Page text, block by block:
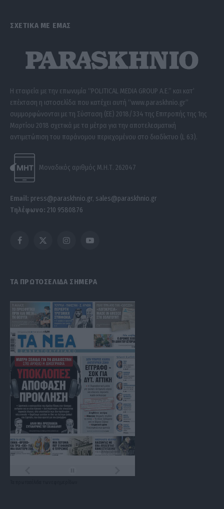
ΣΧΕΤΙΚΑ ΜΕ ΕΜΑΣ
Η εταιρεία με την επωνυμία “POLITICAL MEDIA GROUP A.E.” και κατ’
επέκταση η ιστοσελίδα που κατέχει αυτή “www.paraskhnio.gr”
συμμορφώνονται με τη Σύσταση (ΕΕ) 2018/334 της Επιτροπής της 1ης
Μαρτίου 2018 σχετικά με τα μέτρα για την αποτελεσματική
αντιμετώπιση του παράνομου περιεχομένου στο διαδίκτυο (L 63).
Μοναδικός αριθμός Μ.Η.Τ. 262047
Email: press@paraskhnio.gr, sales@paraskhnio.gr
Τηλέφωνο: 210 9580876
Facebook
X
InstagramYouTube
ΤΑ ΠΡΩΤΟΣΕΛΙΔΑ ΣΗΜΕΡΑ